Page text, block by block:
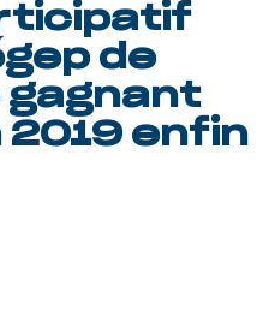
de
gagnant
2019 enfin